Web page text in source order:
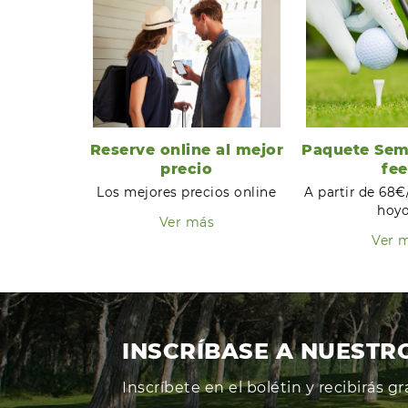
Reserve online al mejor
precio
Los mejores precios online
Ver más
Paquete
A partir de
Ver
INSCRÍBASE A
Inscríbete en el bolétin y recibirás